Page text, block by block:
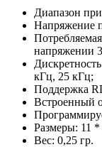
Диапазон
Напряжение
напряжении
кГц, 25 кГц;
Поддержка
Встроенный
Размеры: 11
Вес: 0,25 гр.